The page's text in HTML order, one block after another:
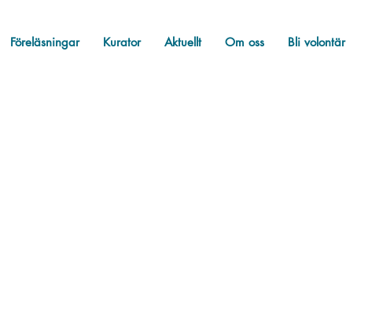
Föreläsningar Kurator Aktuellt Om oss Bli volontär